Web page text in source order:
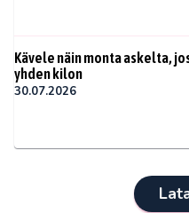
Kävele näin monta askelta,
yhden kilon
30.07.2026